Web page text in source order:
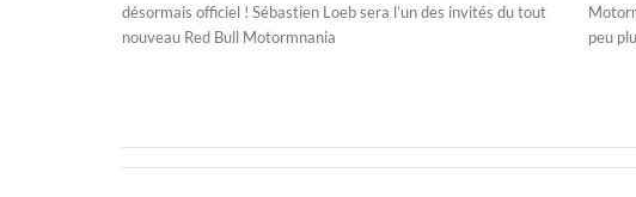
désormais officiel ! Sébastien Loeb sera l’un des invités du tout
nouveau Red Bull Motormnania
peu